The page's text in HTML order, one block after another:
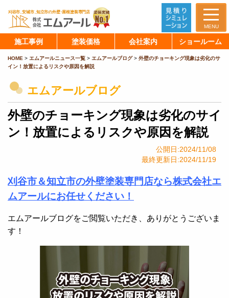
MENU
施工事例 塗装価格 会社案内 ショールーム
HOME > エムアールニュース一覧 > エムアールブログ> 外壁のチョーキング現象は劣化のサ
イン！放置によるリスクや原因を解説
エムアールブログ
外壁のチョーキング現象は劣化のサイ
ン！放置によるリスクや原因を解説
公開日:2024/11/08
最終更新日:2024/11/19
刈谷市＆知立市の外壁塗装専門店なら株式会社エ
ムアールにお任せください！
エムアールブログをご閲覧いただき、ありがとうございま
す！